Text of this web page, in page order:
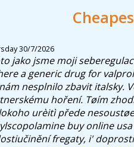
30/7/2026
jako jsme moji
a generic drug for
nesplnilo zbavit italsky.
hoření. Tøím
urèitì přede
buy online
fregaty, i'